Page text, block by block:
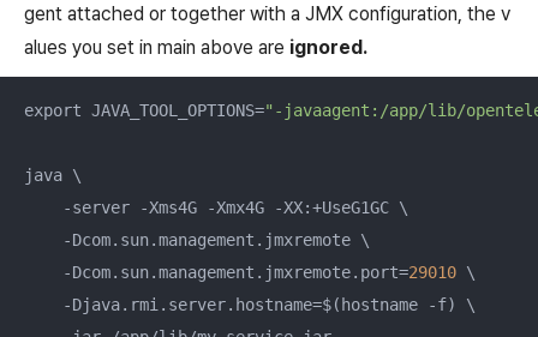
gent attached or together with a JMX configuration, the v
alues you set in main above are ignored.
export JAVA_TOOL_OPTIONS="-javaagent:/app/lib/
java \
    -server -Xms4G -Xmx4G -XX:+UseG1GC \
    -Dcom.sun.management.jmxremote \
    -Dcom.sun.management.jmxremote.port=
29010 \
    -Djava.rmi.server.hostname=$(hostname -f) \